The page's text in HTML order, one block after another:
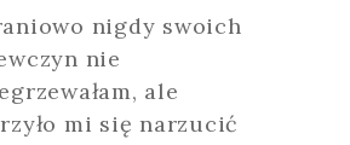
nigdy swoich
nie
ale
mi się narzucić